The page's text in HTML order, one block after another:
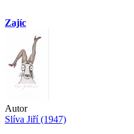
Zajíc
Autor
Slíva Jiří (1947)